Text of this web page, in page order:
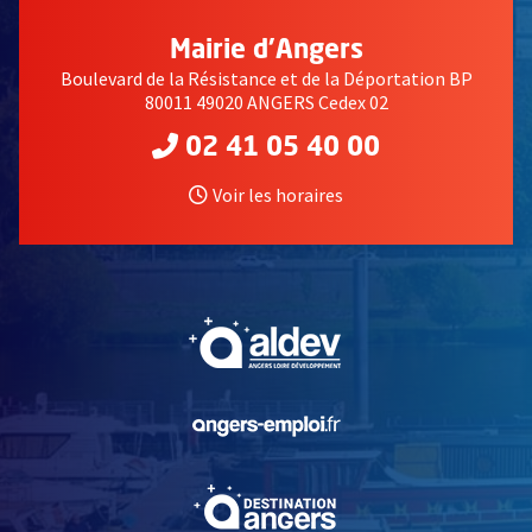
Mairie d'Angers
Boulevard de la Résistance et de la Déportation BP
80011 49020 ANGERS Cedex 02
02 41 05 40 00
Voir les horaires
, Ouvre une nouvelle